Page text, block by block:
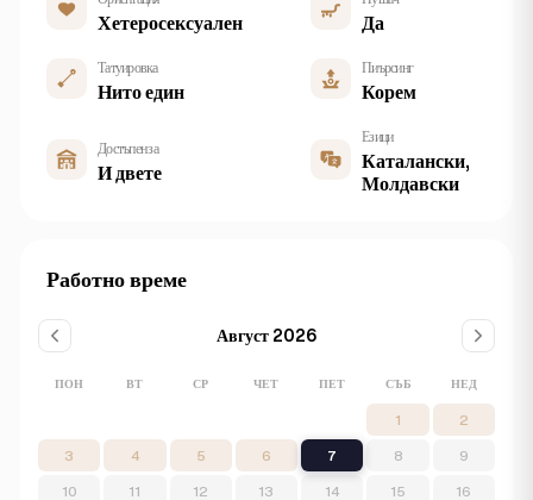
Хетеросексуален Да
Татуировка
Нито един
Пиърсинг
Корем
Достъпен за
И двете
Езици
Каталански,
Молдавски
Работно време
Август 2026
ПОН ВТ СР ЧЕТ ПЕТ СЪБ НЕД
1 2
3 4 5 6 7 8 9
10 11 12 13 14 15 16